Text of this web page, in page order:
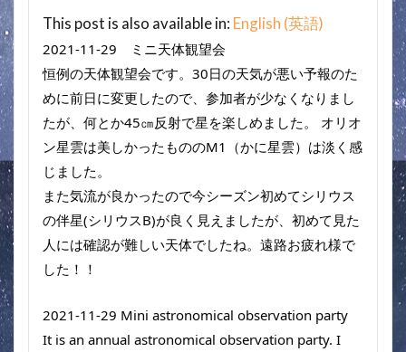
This post is also available in: English (英語)
2021-11-29　ミニ天体観望会
恒例の天体観望会です。30日の天気が悪い予報のた
めに前日に変更したので、参加者が少なくなりまし
たが、何とか45㎝反射で星を楽しめました。 オリオ
ン星雲は美しかったもののM1（かに星雲）は淡く感
じました。
また気流が良かったので今シーズン初めてシリウス
の伴星(シリウスB)が良く見えましたが、初めて見た
人には確認が難しい天体でしたね。遠路お疲れ様で
した！！
2021-11-29 Mini astronomical observation party
It is an annual astronomical observation party. I